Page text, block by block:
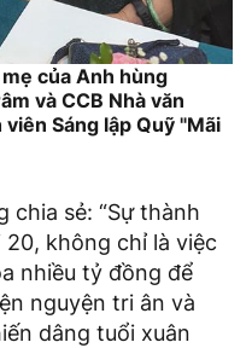
của Anh hùng
và CCB Nhà văn
Sáng lập Quỹ "Mãi
chia sẻ: “Sự thành
không chỉ là việc
nhiều tỷ đồng để
nguyện tri ân và
dâng tuổi xuân